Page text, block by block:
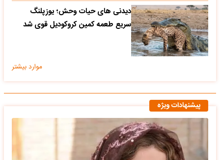
دیدنی های حیات وحش؛ یوزپلنگ
سریع طعمه کمین کروکودیل قوی شد
موارد بیشتر
پیشنهادات ویژه